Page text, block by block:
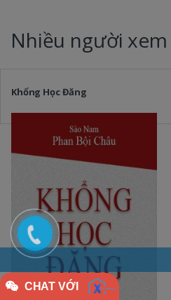
Nhiều người xem
Khổng Học Đăng
CHAT VỚI